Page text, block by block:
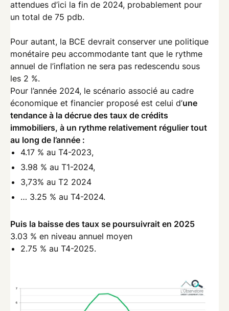
attendues d’ici la fin de 2024, probablement pour
un total de 75 pdb.
Pour autant, la BCE devrait conserver une politique
monétaire peu accommodante tant que le rythme
annuel de l’inflation ne sera pas redescendu sous
les 2 %.
Pour l’année 2024, le scénario associé au cadre
économique et financier proposé est celui d’une
tendance à la décrue des taux de crédits
immobiliers, à un rythme relativement régulier tout
au long de l’année :
4.17 % au T4-2023,
3.98 % au T1-2024,
3,73% au T2 2024
… 3.25 % au T4-2024.
Puis la baisse des taux se poursuivrait en 2025
3.03 % en niveau annuel moyen
2.75 % au T4-2025.